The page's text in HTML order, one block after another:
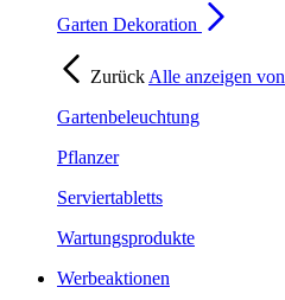
Garten Dekoration
Zurück Alle anzeigen von
Gartenbeleuchtung
Pflanzer
Serviertabletts
Wartungsprodukte
Werbeaktionen